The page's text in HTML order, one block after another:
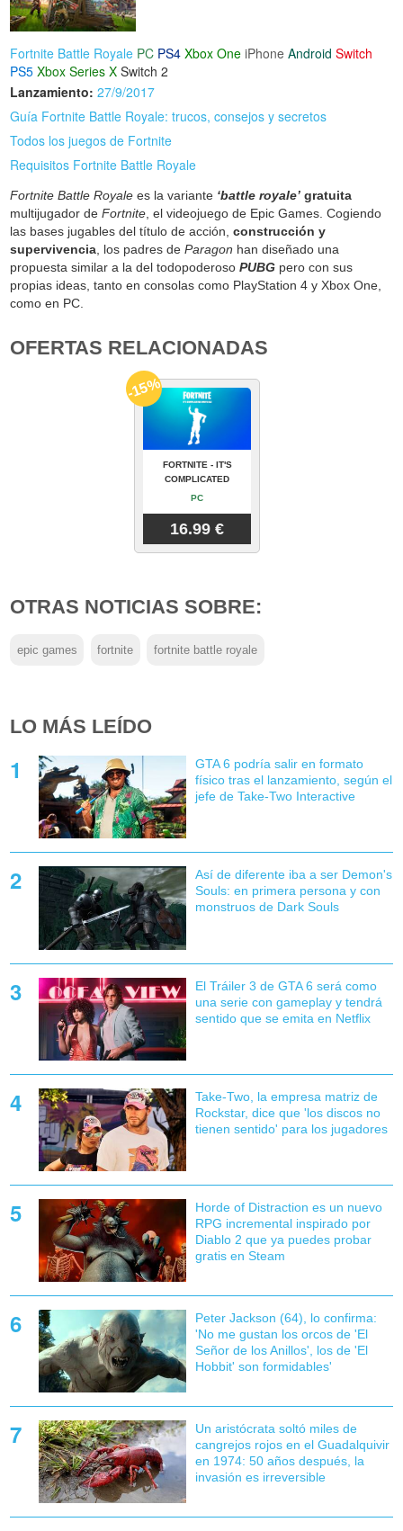
Fortnite Battle Royale PC PS4 Xbox One iPhone Android Switch
PS5 Xbox Series X Switch 2
Lanzamiento: 27/9/2017
Guía Fortnite Battle Royale: trucos, consejos y secretos
Todos los juegos de Fortnite
Requisitos Fortnite Battle Royale
Fortnite Battle Royale es la variante ‘battle royale’ gratuita
multijugador deFortnite , el videojuego de Epic Games. Cogiendo
las bases jugables del título de acción,construcción y
supervivencia , los padres deParagon han diseñado una
propuesta similar a la del todopoderosoPUBG pero con sus
propias ideas, tanto en consolas como PlayStation 4 y Xbox One,
como en PC.
OFERTAS RELACIONADAS
FORTNITE - IT'S
COMPLICATED
PC
16.99 €
-15%
OTRAS NOTICIAS SOBRE:
epic games fortnite fortnite battle royale
LO MÁS LEÍDO
GTA 6 podría salir en formato
físico tras el lanzamiento, según el
jefe de Take-Two Interactive
Así de diferente iba a ser Demon's
Souls: en primera persona y con
monstruos de Dark Souls
El Tráiler 3 de GTA 6 será como
una serie con gameplay y tendrá
sentido que se emita en Netflix
Take-Two, la empresa matriz de
Rockstar, dice que 'los discos no
tienen sentido' para los jugadores
Horde of Distraction es un nuevo
RPG incremental inspirado por
Diablo 2 que ya puedes probar
gratis en Steam
Peter Jackson (64), lo confirma:
'No me gustan los orcos de 'El
Señor de los Anillos', los de 'El
Hobbit' son formidables'
Un aristócrata soltó miles de
cangrejos rojos en el Guadalquivir
en 1974: 50 años después, la
invasión es irreversible